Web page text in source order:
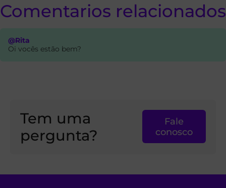
Comentarios relacionados
@Rita
Oi vocês estão bem?
Tem uma
pergunta?
Fale
conosco